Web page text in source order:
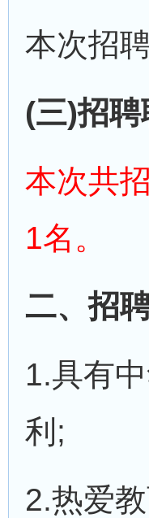
本次招
(三)招聘
本次共
1名。
二、招
1.具有
利;
2.热爱